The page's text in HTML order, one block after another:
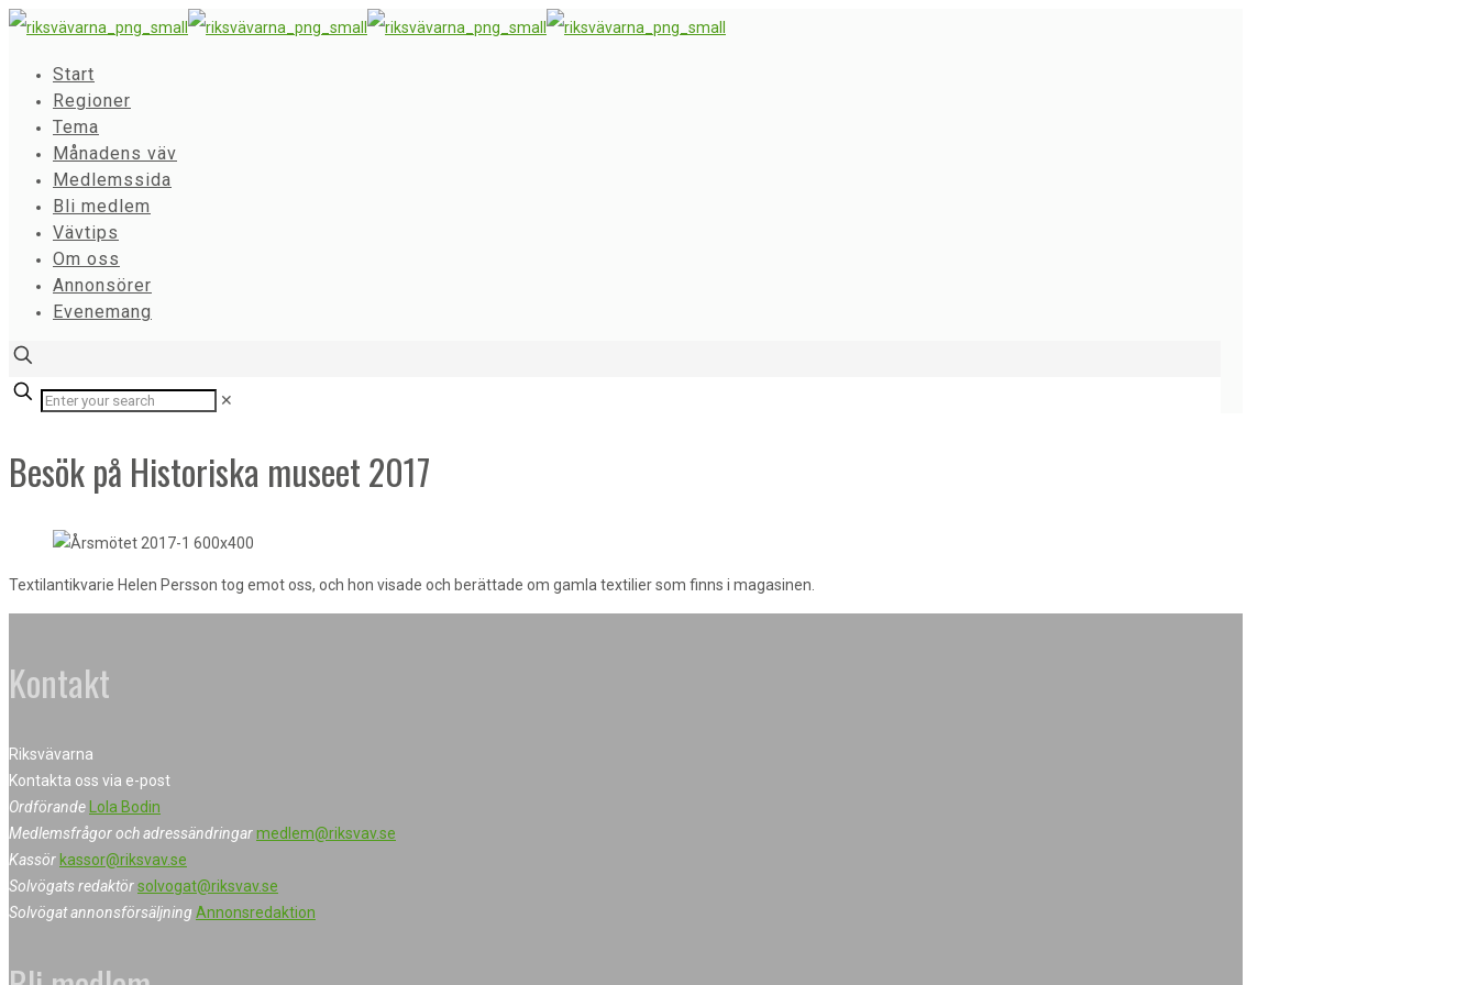
Start
Regioner
Tema
Månadens väv
Medlemssida
Bli medlem
Vävtips
Om oss
Annonsörer
Evenemang
✕
Besök på Historiska museet 2017
Textilantikvarie Helen Persson tog emot oss, och hon visade och berättade om gamla textilier som finns i magasinen.
Kontakt
Riksvävarna
Kontakta oss via e-post
Ordförande
Lola Bodin
Medlemsfrågor och adressändringarmedlem@riksvav.se
Kassör kassor@riksvav.se
Solvögats redaktörsolvogat@riksvav.se
Solvögat annonsförsäljning Annonsredaktion